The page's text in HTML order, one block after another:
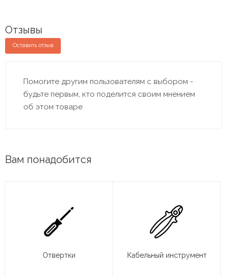
Отзывы
Оставить отзыв
Помогите другим пользователям с выбором -
будьте первым, кто поделится своим мнением
об этом товаре
Вам понадобится
Отвертки Кабельный инструмент